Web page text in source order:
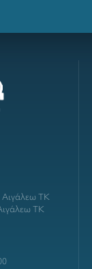
Αιγάλεω ΤΚ
ΤΚ